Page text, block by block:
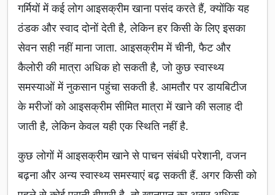
गर्मियों में कई लोग आइसक्रीम खाना पसंद करते हैं, क्योंकि यह
ठंडक और स्वाद दोनों देती है, लेकिन हर किसी के लिए इसका
सेवन सही नहीं माना जाता. आइसक्रीम में चीनी, फैट और
कैलोरी की मात्रा अधिक हो सकती है, जो कुछ स्वास्थ्य
समस्याओं में नुकसान पहुंचा सकती है. आमतौर पर डायबिटीज
के मरीजों को आइसक्रीम सीमित मात्रा में खाने की सलाह दी
जाती है, लेकिन केवल यही एक स्थिति नहीं है.
कुछ लोगों में आइसक्रीम खाने से पाचन संबंधी परेशानी, वजन
बढ़ना और अन्य स्वास्थ्य समस्याएं बढ़ सकती हैं. अगर किसी को